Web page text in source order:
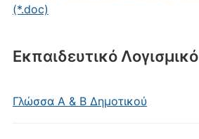
(*.doc)
Εκπαιδευτικό Λογισμικό
Γλώσσα Α & Β Δημοτικού